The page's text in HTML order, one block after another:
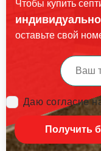
Чтобы купить
оставьте свой
Даю согласие
Получить